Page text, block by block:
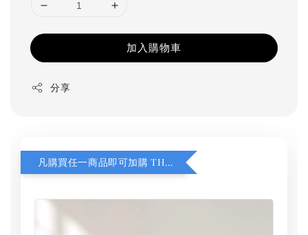
加入購物車
分享
凡購買任一商品即可加購 THT 九週年 同一片天空 無框畫 30 x 30 cm 附掛勾 (黑膠封面大小）